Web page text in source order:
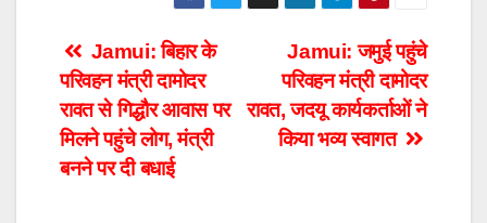
Post
navigation
Jamui: जमुई पहुंचे
परिवहन मंत्री दामोदर
रावत, जदयू कार्यकर्ताओं ने
किया भव्य स्वागत
Jamui: बिहार के
परिवहन मंत्री दामोदर
रावत से गिद्धौर आवास पर
मिलने पहुंचे लोग, मंत्री
बनने पर दी बधाई